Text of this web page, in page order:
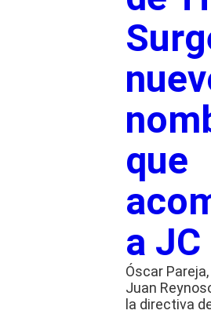
que
a
Óscar
Juan
la directiva